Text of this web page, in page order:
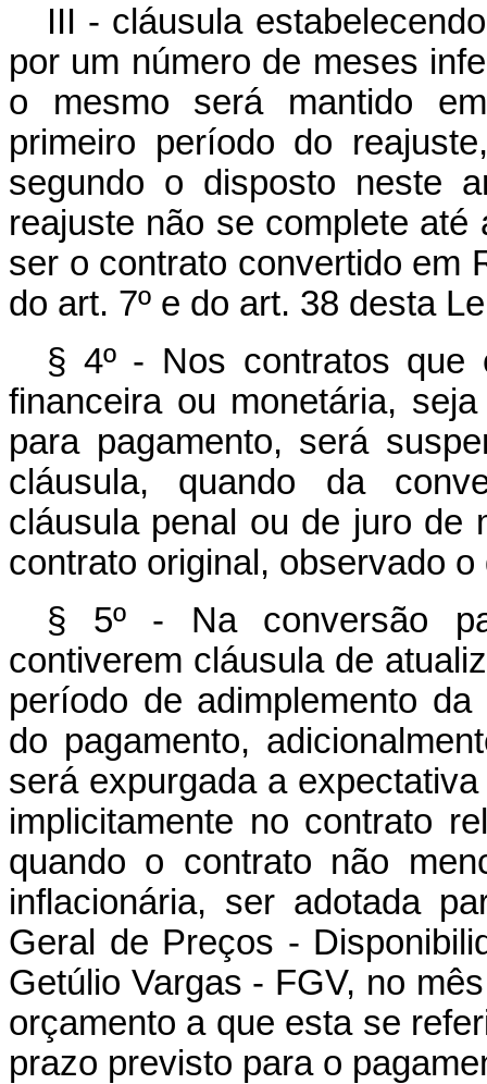
III - cláusula
por um número de meses
o mesmo será mantido
primeiro período do
segundo o disposto neste
reajuste não se complete
ser o contrato convertido em
do art. 7º e do art. 38 desta
§ 4º - Nos contratos que
financeira ou monetária,
para pagamento, será
cláusula, quando da
cláusula penal ou de juro de
contrato original, observado
§ 5º - Na conversão
contiverem cláusula de
período de adimplemento
do pagamento,
será expurgada a
implicitamente no contrato
quando o contrato não
inflacionária, ser adotada
Geral de Preços -
Getúlio Vargas - FGV, no
orçamento a que esta se
prazo previsto para o